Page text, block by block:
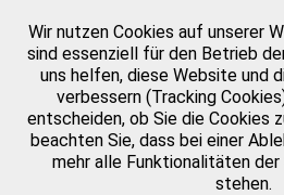
Wir nutzen Cookies auf unserer
sind essenziell für den Betrieb
uns helfen, diese Website und
verbessern (Tracking
entscheiden, ob Sie die Cookies
beachten Sie, dass bei einer
mehr alle Funktionalitäten
stehen.